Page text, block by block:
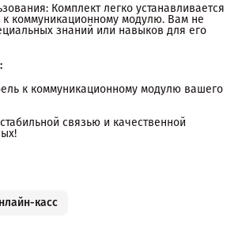
Комплект легко устанавливается
к коммуникационному модулю. Вам не
знаний или навыков для его
к коммуникационному модулю вашего
связью и качественной
касс